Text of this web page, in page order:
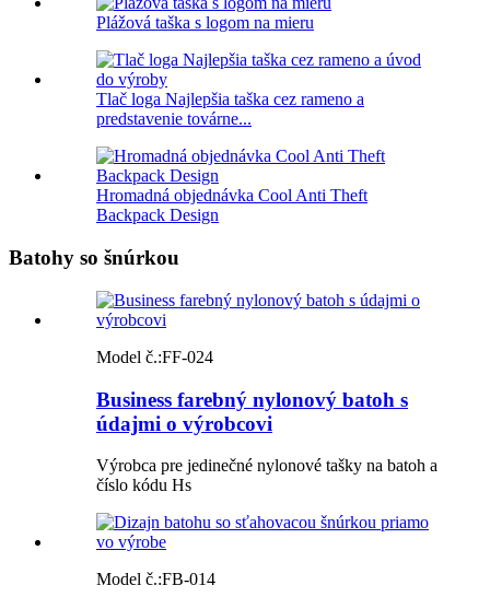
Plážová taška s logom na mieru
Tlač loga Najlepšia taška cez rameno a
predstavenie továrne...
Hromadná objednávka Cool Anti Theft
Backpack Design
Batohy so šnúrkou
Model č.:FF-024
Business farebný nylonový batoh s
údajmi o výrobcovi
Výrobca pre jedinečné nylonové tašky na batoh a
číslo kódu Hs
Model č.:FB-014